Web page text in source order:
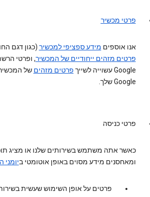
פרטי מכשיר
אנו אוספים מידע ספציפי למכשיר (כגון דגם
פרטים מזהים ייחודיים של המכשיר, ופרטי
Google עשוייה לשייך
פרטים מזהים של
Google שלך.
פרטי כניסה
ומאחסנים מידע מסוים באופן אוטומטי ב
פרטים על אופן השימוש שעשית